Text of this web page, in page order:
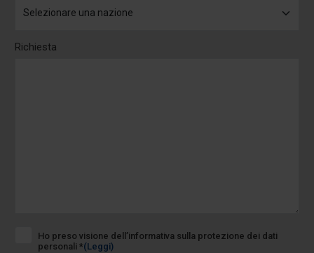
Richiesta
Ho preso visione dell’informativa sulla protezione dei dati
personali *(Leggi)